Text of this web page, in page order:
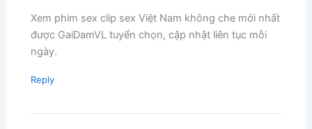
Xem phim sex clip sex Việt Nam không che mới nhất
được GaiDamVL tuyển chọn, cập nhật liên tục mỗi
ngày.
Reply